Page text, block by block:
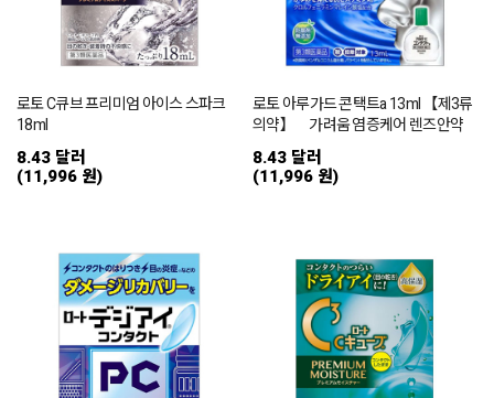
로토 C큐브 프리미엄 아이스 스파크
18ml
8.43 달러
(11,996 원)
로토 아루가드 콘택트a 13ml 【제3류
의약】 가려움 염증케어 렌즈안약
8.43 달러
(11,996 원)